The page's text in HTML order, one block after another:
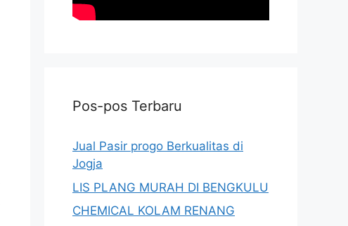
Pos-pos Terbaru
Jual Pasir progo Berkualitas di
Jogja
LIS PLANG MURAH DI BENGKULU
CHEMICAL KOLAM RENANG